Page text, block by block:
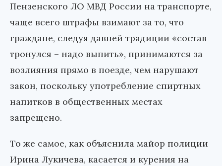
Пензенского ЛО МВД России на транспорте,
чаще всего штрафы взимают за то, что
граждане, следуя давней традиции «состав
тронулся – надо выпить», принимаются за
возлияния прямо в поезде, чем нарушают
закон, поскольку употребление спиртных
напитков в общественных местах
запрещено.
То же самое, как объяснила майор полиции
Ирина Лукичева, касается и курения на